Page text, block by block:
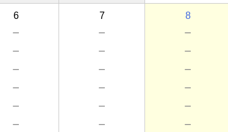
6
－
－
－
－
－
－
7
－
－
－
－
－
－
8
－
－
－
－
－
－